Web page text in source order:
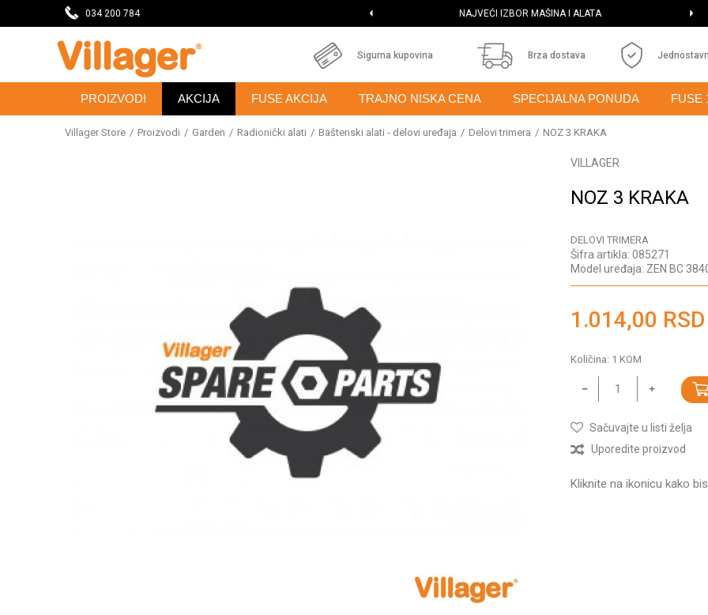
034 200 784 NAJVEĆI IZBOR MAŠINA I ALATA
Sigurna kupovina Brza dostava
PROIZVODI AKCIJA FUSE AKCIJA TRAJNO NISKA CENA SPECIJALNA PONUDA FUSE
Villager Store Proizvodi Garden Radionički alati Baštenski alati - delovi uređaja Delovi trimera NOZ 3 KRAKA
VILLAGER
NOZ 3 KRAKA
DELOVI TRIMERA
Šifra artikla: 085271
Model uređaja: ZEN BC
1.014,00 RSD
Količina: 1 KOM
Sačuvajte u listi želja
Uporedite proizvod
Kliknite na ikonicu kako